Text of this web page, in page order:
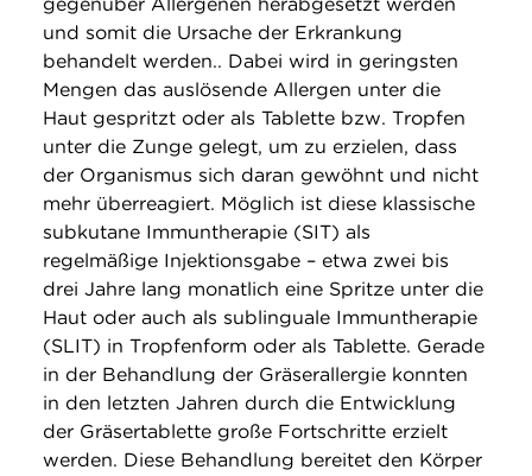
gegenüber Allergenen herabgesetzt werden
und somit die Ursache der Erkrankung
behandelt werden.. Dabei wird in geringsten
Mengen das auslösende Allergen unter die
Haut gespritzt oder als Tablette bzw. Tropfen
unter die Zunge gelegt, um zu erzielen, dass
der Organismus sich daran gewöhnt und nicht
mehr überreagiert. Möglich ist diese klassische
subkutane Immuntherapie (SIT) als
regelmäßige Injektionsgabe – etwa zwei bis
drei Jahre lang monatlich eine Spritze unter die
Haut oder auch als sublinguale Immuntherapie
(SLIT) in Tropfenform oder als Tablette. Gerade
in der Behandlung der Gräserallergie konnten
in den letzten Jahren durch die Entwicklung
der Gräsertablette große Fortschritte erzielt
werden. Diese Behandlung bereitet den Körper